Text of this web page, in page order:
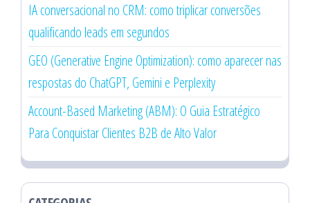
IA conversacional no CRM: como triplicar conversões
qualificando leads em segundos
GEO (Generative Engine Optimization): como aparecer nas
respostas do ChatGPT, Gemini e Perplexity
Account-Based Marketing (ABM): O Guia Estratégico
Para Conquistar Clientes B2B de Alto Valor